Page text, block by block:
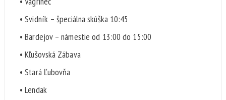
• Svidník – špeciálna skúška 10:45
• Bardejov – námestie od 13:00 do 15:00
• Kľušovská Zábava
• Stará Ľubovňa
• Lendak